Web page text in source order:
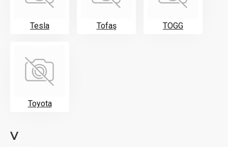
Tesla Tofaş TOGG
Toyota
V